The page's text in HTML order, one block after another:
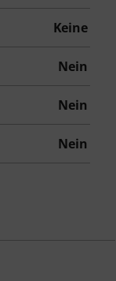
Keine
Nein
Nein
Nein